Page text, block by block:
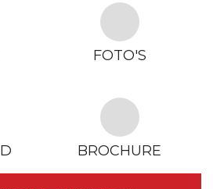
FOTO'S
BROCHURE